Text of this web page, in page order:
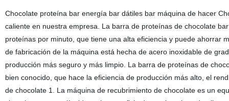
Chocolate proteína bar energía bar dátiles bar máquina de hacer
caliente en nuestra empresa. La barra de proteínas de chocolate
proteínas por minuto, que tiene una alta eficiencia y puede ahorrar
de fabricación de la máquina está hecha de acero inoxidable de
producción más seguro y más limpio. La barra de proteínas de
bien conocido, que hace la eficiencia de producción más alto, el
de chocolate 1. La máquina de recubrimiento de chocolate es un